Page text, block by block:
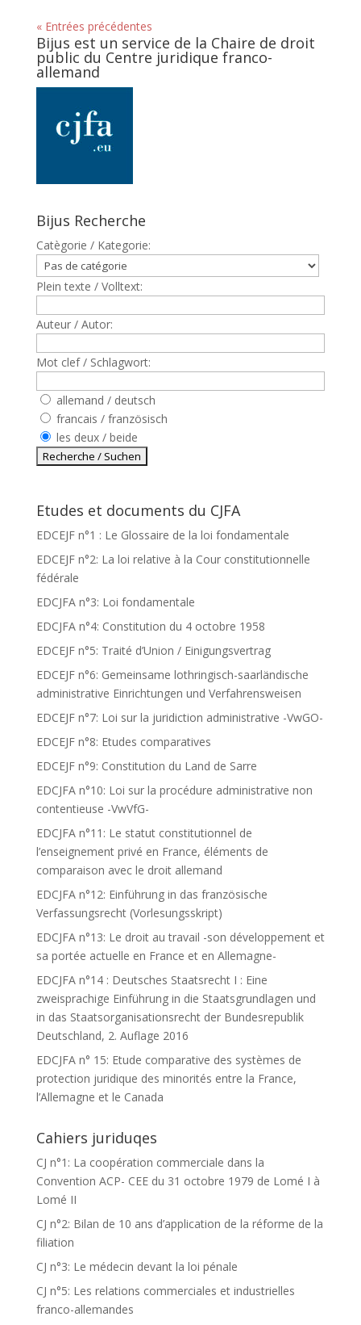
« Entrées précédentes
Bijus est un service de la Chaire de droit
public du Centre juridique franco-
allemand
Bijus Recherche
Catègorie / Kategorie:
Plein texte / Volltext:
Auteur / Autor:
Mot clef / Schlagwort:
allemand / deutsch
francais / französisch
les deux / beide
Etudes et documents du CJFA
EDCEJF n°1 : Le Glossaire de la loi fondamentale
EDCEJF n°2: La loi relative à la Cour constitutionnelle
fédérale
EDCJFA n°3: Loi fondamentale
EDCJFA n°4: Constitution du 4 octobre 1958
EDCEJF n°5: Traité d’Union / Einigungsvertrag
EDCEJF n°6: Gemeinsame lothringisch-saarländische
administrative Einrichtungen und Verfahrensweisen
EDCEJF n°7: Loi sur la juridiction administrative -VwGO-
EDCEJF n°8: Etudes comparatives
EDCEJF n°9: Constitution du Land de Sarre
EDCJFA n°10: Loi sur la procédure administrative non
contentieuse -VwVfG-
EDCJFA n°11: Le statut constitutionnel de
l’enseignement privé en France, éléments de
comparaison avec le droit allemand
EDCJFA n°12: Einführung in das französische
Verfassungsrecht (Vorlesungsskript)
EDCJFA n°13: Le droit au travail -son développement et
sa portée actuelle en France et en Allemagne-
EDCJFA n°14 : Deutsches Staatsrecht I : Eine
zweisprachige Einführung in die Staatsgrundlagen und
in das Staatsorganisationsrecht der Bundesrepublik
Deutschland, 2. Auflage 2016
EDCJFA n° 15: Etude comparative des systèmes de
protection juridique des minorités entre la France,
l’Allemagne et le Canada
Cahiers juriduqes
CJ n°1: La coopération commerciale dans la
Convention ACP- CEE du 31 octobre 1979 de Lomé I à
Lomé II
CJ n°2: Bilan de 10 ans d’application de la réforme de la
filiation
CJ n°3: Le médecin devant la loi pénale
CJ n°5: Les relations commerciales et industrielles
franco-allemandes